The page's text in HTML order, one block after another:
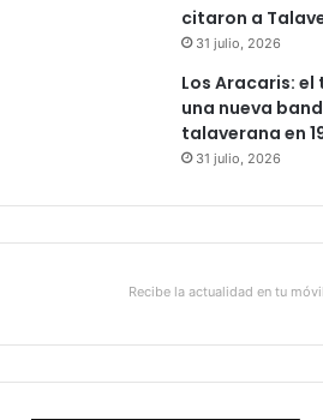
citaron a
31 julio, 2026
Los Aracaris:
una nueva
talaverana en
31 julio, 2026
Recibe la actualidad en tu móvil